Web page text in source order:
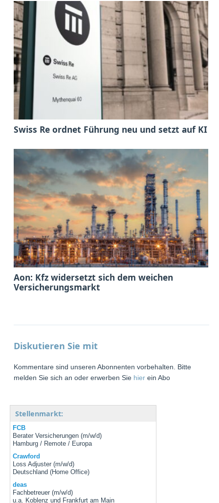
Swiss Re ordnet Führung neu und setzt auf KI
Aon: Kfz widersetzt sich dem weichen
Versicherungsmarkt
Diskutieren Sie mit
Kommentare sind unseren Abonnenten vorbehalten. Bitte
melden Sie sich an oder erwerben Sie hier ein Abo
Stellenmarkt:
FCB
Berater Versicherungen (m/w/d)
Hamburg / Remote / Europa
Crawford
Loss Adjuster (m/w/d)
Deutschland (Home Office)
deas
Fachbetreuer (m/w/d)
u.a. Koblenz und Frankfurt am Main